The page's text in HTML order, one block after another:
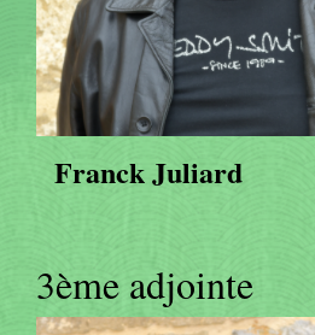
Franck Juliard
3ème adjointe